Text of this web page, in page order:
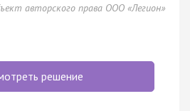
авторского права ООО «Легион»
решение